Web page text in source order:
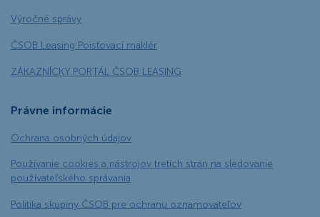
Výročné správy
ČSOB Leasing Poisťovací maklér
ZÁKAZNÍCKY PORTÁL ČSOB LEASING
Právne informácie
Ochrana osobných údajov
Používanie cookies a nástrojov tretích strán na sledovanie
používateľského správania
Politika skupiny ČSOB pre ochranu oznamovateľov